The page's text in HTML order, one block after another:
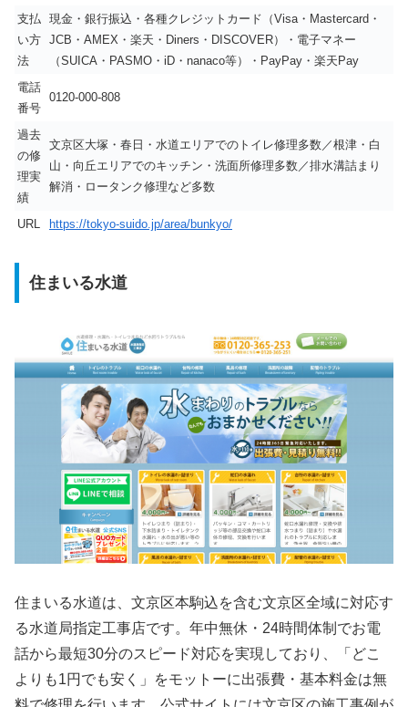
支払
い方
法
現金・銀行振込・各種クレジットカード（Visa・Mastercard・
JCB・AMEX・楽天・Diners・DISCOVER）・電子マネー
（SUICA・PASMO・iD・nanaco等）・PayPay・楽天Pay
電話
番号
0120-000-808
過去
の修
理実
績
文京区大塚・春日・水道エリアでのトイレ修理多数／根津・白
山・向丘エリアでのキッチン・洗面所修理多数／排水溝詰まり
解消・ロータンク修理など多数
URL https://tokyo-suido.jp/area/bunkyo/
住まいる水道
住まいる水道は、文京区本駒込を含む文京区全域に対応す
る水道局指定工事店です。年中無休・24時間体制でお電
話から最短30分のスピード対応を実現しており、「どこ
よりも1円でも安く」をモットーに出張費・基本料金は無